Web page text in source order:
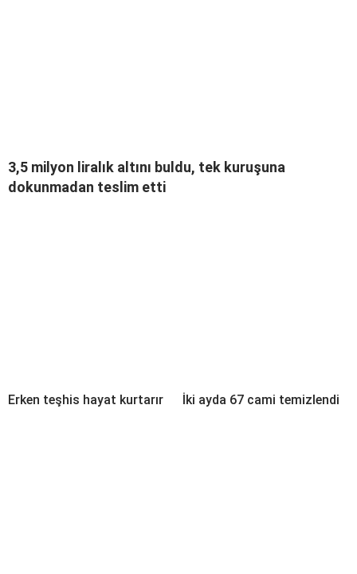
3,5 milyon liralık altını buldu, tek kuruşuna
dokunmadan teslim etti
Erken teşhis hayat kurtarır İki ayda 67 cami temizlendi